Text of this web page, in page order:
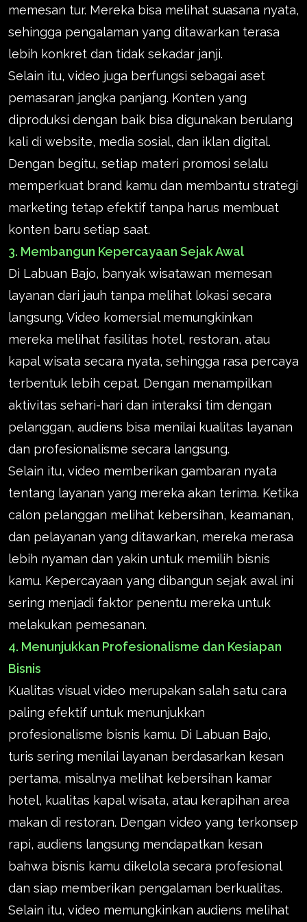
memesan tur. Mereka bisa melihat suasana nyata,
sehingga pengalaman yang ditawarkan terasa
lebih konkret dan tidak sekadar janji.
Selain itu, video juga berfungsi sebagai aset
pemasaran jangka panjang. Konten yang
diproduksi dengan baik bisa digunakan berulang
kali di website, media sosial, dan iklan digital.
Dengan begitu, setiap materi promosi selalu
memperkuat brand kamu dan membantu strategi
marketing tetap efektif tanpa harus membuat
konten baru setiap saat.
3. Membangun Kepercayaan Sejak Awal
Di Labuan Bajo, banyak wisatawan memesan
layanan dari jauh tanpa melihat lokasi secara
langsung. Video komersial memungkinkan
mereka melihat fasilitas hotel, restoran, atau
kapal wisata secara nyata, sehingga rasa percaya
terbentuk lebih cepat. Dengan menampilkan
aktivitas sehari-hari dan interaksi tim dengan
pelanggan, audiens bisa menilai kualitas layanan
dan profesionalisme secara langsung.
Selain itu, video memberikan gambaran nyata
tentang layanan yang mereka akan terima. Ketika
calon pelanggan melihat kebersihan, keamanan,
dan pelayanan yang ditawarkan, mereka merasa
lebih nyaman dan yakin untuk memilih bisnis
kamu. Kepercayaan yang dibangun sejak awal ini
sering menjadi faktor penentu mereka untuk
melakukan pemesanan.
4. Menunjukkan Profesionalisme dan Kesiapan
Bisnis
Kualitas visual video merupakan salah satu cara
paling efektif untuk menunjukkan
profesionalisme bisnis kamu. Di Labuan Bajo,
turis sering menilai layanan berdasarkan kesan
pertama, misalnya melihat kebersihan kamar
hotel, kualitas kapal wisata, atau kerapihan area
makan di restoran. Dengan video yang terkonsep
rapi, audiens langsung mendapatkan kesan
bahwa bisnis kamu dikelola secara profesional
dan siap memberikan pengalaman berkualitas.
Selain itu, video memungkinkan audiens melihat